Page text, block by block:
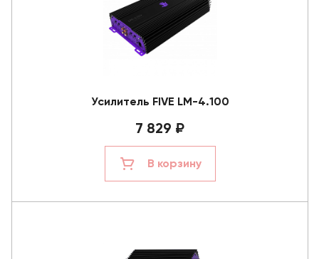
Усилитель FIVE LM-4.100
7 829 ₽
В корзину